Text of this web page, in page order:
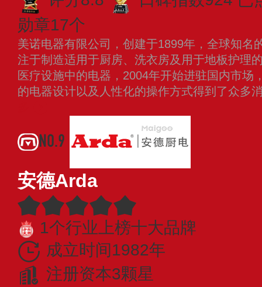
勋章17个
美诺电器有限公司，创建于1899年，全球知名
注于制造适用于厨房、洗衣房及用于地板护理
医疗设施中的电器，2004年开始进驻国内市场
的电器设计以及人性化的操作方式得到了众多
NO.9
安德Arda
1个行业上榜十大品牌
成立时间1982年
注册资本3颗星